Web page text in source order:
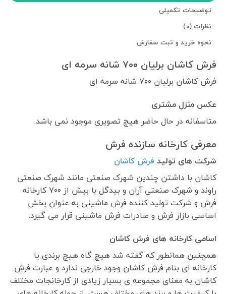
توضیحات تکمیلی
نظرات (0)
نحوه خرید و ثبت سفارش
فرش کاشان برلیان ۷۰۰ شانه سرمه ای
فرش کاشان برلیان ۷۰۰ شانه سرمه ای
عکس منزل مشتری
متاسفانه در حال حاضر هیچ تصویری موجود نمی باشد.
معرفی کارخانه سازنده فرش
شرکت های تولید فرش کاشان
کاشان با داشتن چندین شهرک صنعتی مانند شهرک صنعتی
راوند و شهرک صنعتی آران و بیدگل با بیش از ۷۰۰ کارخانه
فرش و شرکت تولید کننده فرش ماشینی به عنوان بخش
اساسی بازار فرش و صادرات فرش ماشینی قرار می گیرد.
اسامی کارخانه های فرش کاشان
همچنین همانطور که گفته شد هیچ گاه هیچ برندی یا
کارخانه ای بنام فرش کاشان وجود خارجی ندارد و عبارت فرش
کاشان به معنای مجموعه ی بسیار زیادی از کارخانجات مختلف